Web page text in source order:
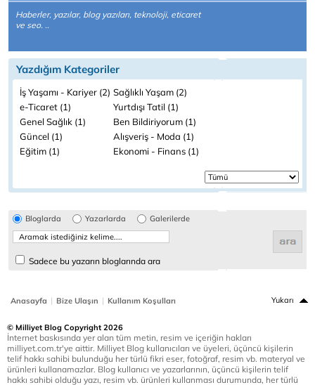
Haberler, yazılar, blog yazıları, teknoloji, eticaret
ve seo. ..
Yazdığım Kategoriler
İş Yaşamı - Kariyer (2) Sağlıklı Yaşam (2)
e-Ticaret (1)
Yurtdışı Tatil (1)
Genel Sağlık (1)
Ben Bildiriyorum (1)
Güncel (1)
Alışveriş - Moda (1)
Eğitim (1)
Ekonomi - Finans (1)
Bloglarda Yazarlarda Galerilerde
Sadece bu yazarın bloglarında ara
Anasayfa | Bize Ulaşın | Kullanım Koşulları Yukarı
© Milliyet Blog Copyright 2026
İnternet baskısında yer alan tüm metin, resim ve içeriğin hakları
milliyet.com.tr'ye aittir. Milliyet Blog kullanıcıları ve üyeleri, üçüncü kişilerin
telif hakkı sahibi bulunduğu her türlü fikri eser, fotoğraf, resim vb. materyal ve
ürünleri kullanamazlar. Blog kullanıcı ve yazarlarının, üçüncü kişilerin telif
hakkı sahibi olduğu yazı, resim vb. ürünleri kullanması durumunda, her türlü